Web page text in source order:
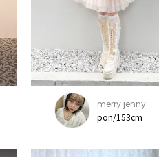
merry jenny
pon/153cm